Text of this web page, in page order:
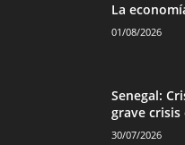
La
01/08/2026
Senegal:
grave crisis
30/07/2026